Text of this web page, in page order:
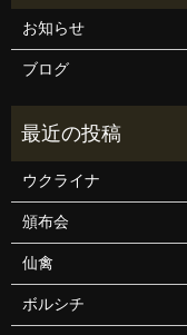
お知らせ
ブログ
ウクライナ
頒布会
仙禽
ボルシチ